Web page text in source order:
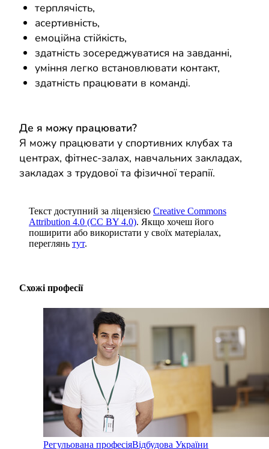
терплячість,
асертивність,
емоційна стійкість,
здатність зосереджуватися на завданні,
уміння легко встановлювати контакт,
здатність працювати в команді.
Де я можу працювати?
Я можу працювати у спортивних клубах та
центрах, фітнес-залах, навчальних закладах,
закладах з трудової та фізичної терапії.
Текст доступний за ліцензією Creative Commons
Attribution 4.0 (CC BY 4.0). Якщо хочеш його
поширити або використати у своїх матеріалах,
переглянь тут.
Схожі професії
Регульована професіяВідбудова України